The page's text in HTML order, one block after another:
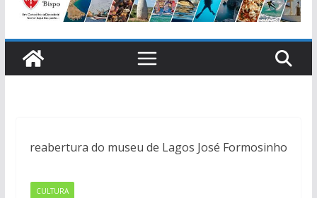
reabertura do museu de Lagos José Formosinho
CULTURA